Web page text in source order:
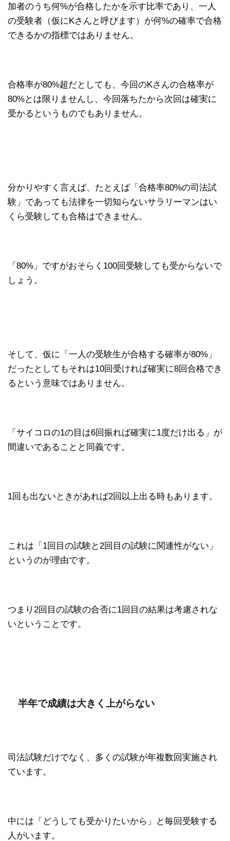
加者のうち何%が合格したかを示す比率であり、一人
の受験者（仮にKさんと呼びます）が何%の確率で合格
できるかの指標ではありません。
合格率が80%超だとしても、今回のKさんの合格率が
80%とは限りませんし、今回落ちたから次回は確実に
受かるというものでもありません。
分かりやすく言えば、たとえば「合格率80%の司法試
験」であっても法律を一切知らないサラリーマンはい
くら受験しても合格はできません。
「80%」ですがおそらく100回受験しても受からないで
しょう。
そして、仮に「一人の受験生が合格する確率が80%」
だったとしてもそれは10回受ければ確実に8回合格でき
るという意味ではありません。
「サイコロの1の目は6回振れば確実に1度だけ出る」が
間違いであることと同義です。
1回も出ないときがあれば2回以上出る時もあります。
これは「1回目の試験と2回目の試験に関連性がない」
というのが理由です。
つまり2回目の試験の合否に1回目の結果は考慮されな
いということです。
半年で成績は大きく上がらない
司法試験だけでなく、多くの試験が年複数回実施され
ています。
中には「どうしても受かりたいから」と毎回受験する
人がいます。